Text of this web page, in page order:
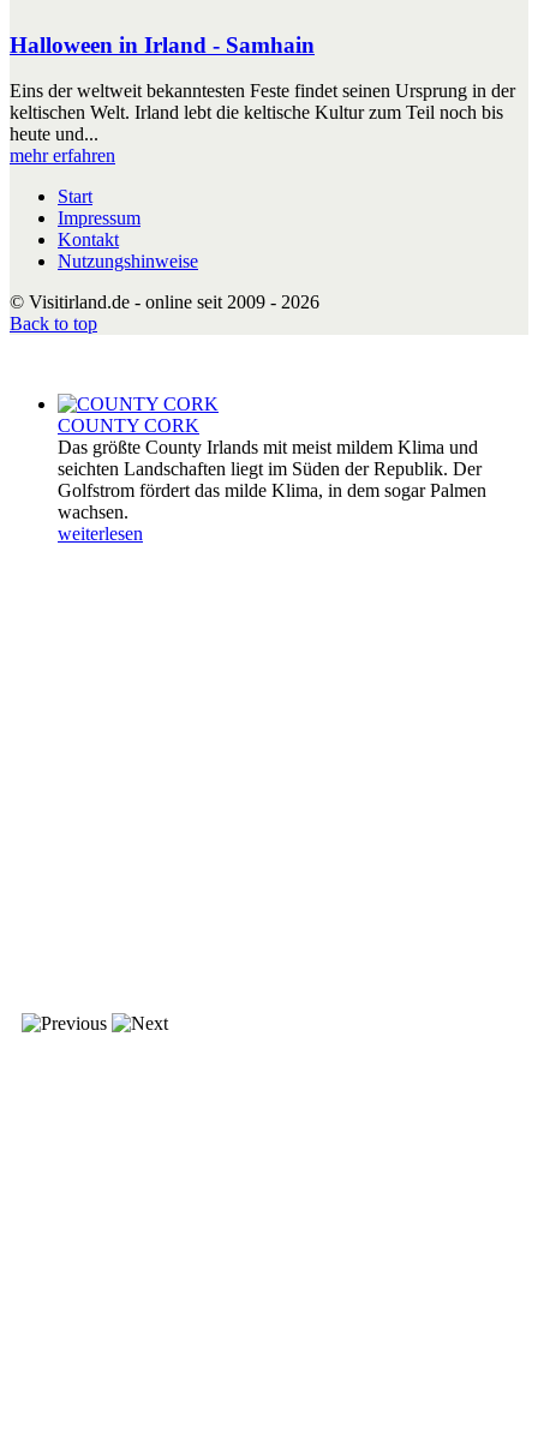
COUNTY CORK
Das größte County Irlands mit meist mildem Klima und
seichten Landschaften liegt im Süden der Republik. Der
Golfstrom fördert das milde Klima, in dem sogar Palmen
wachsen.
weiterlesen
Halloween in Irland - Samhain
Eins der weltweit bekanntesten Feste findet seinen Ursprung in der
keltischen Welt. Irland lebt die keltische Kultur zum Teil noch bis
heute und...
mehr erfahren
Start
Impressum
Kontakt
Nutzungshinweise
© Visitirland.de - online seit 2009 - 2026
Back to top